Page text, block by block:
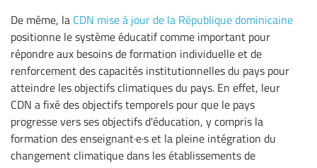
De même, la CDN mise à jour de la République dominicaine
positionne le système éducatif comme important pour
répondre aux besoins de formation individuelle et de
renforcement des capacités institutionnelles du pays pour
atteindre les objectifs climatiques du pays. En effet, leur
CDN a fixé des objectifs temporels pour que le pays
progresse vers ses objectifs d'éducation, y compris la
formation des enseignant·e·s et la pleine intégration du
changement climatique dans les établissements de